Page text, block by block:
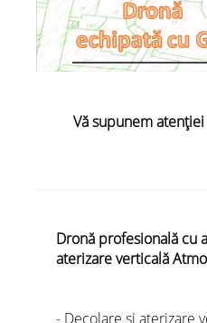
Vă supunem
Dronă profesională cu
aterizare verticală
- Decolare și aterizare